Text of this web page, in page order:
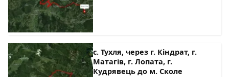
с. Тухля, через г. Кіндрат, г.
Матагів, г. Лопата, г.
Кудрявець до м. Сколе